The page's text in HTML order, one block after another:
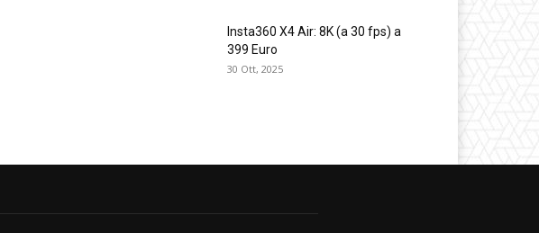
Insta360 X4 Air: 8K (a 30 fps) a
399 Euro
30 Ott, 2025